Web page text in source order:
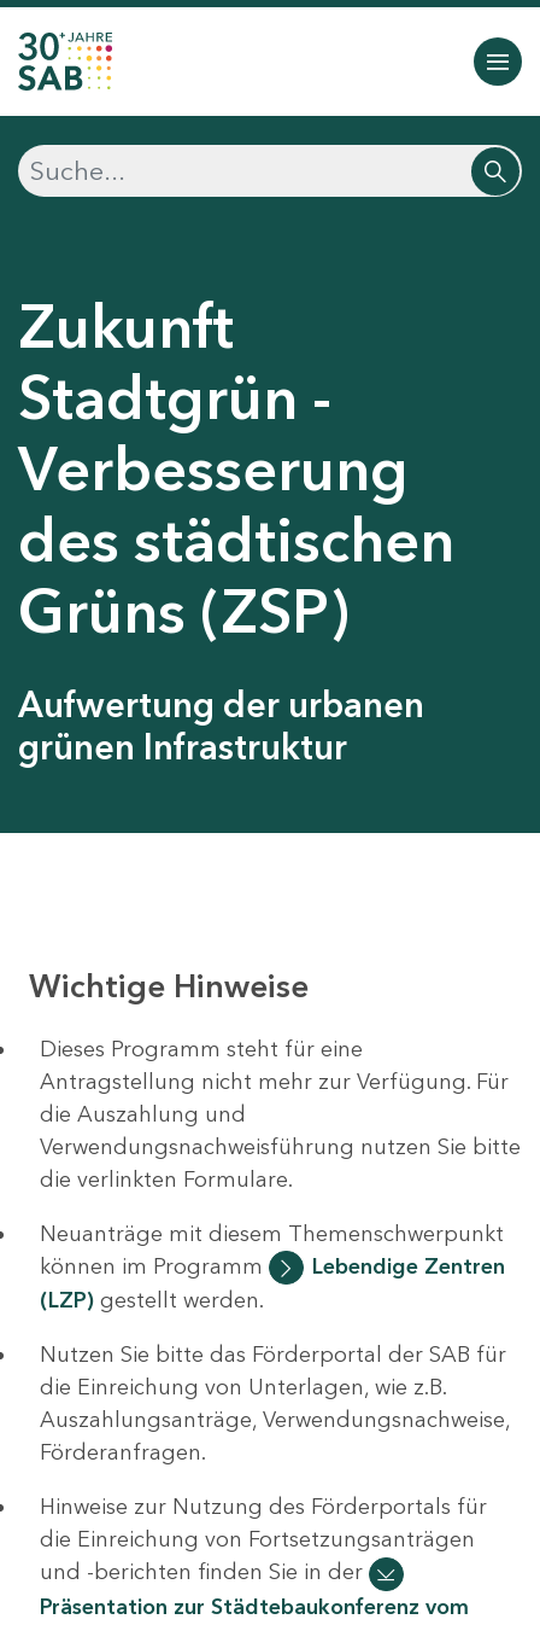
Zukunft
Stadtgrün -
Verbesserung
des städtischen
Grüns (ZSP)
Aufwertung der urbanen
grünen Infrastruktur
Wichtige Hinweise
Dieses Programm steht für eine
Antragstellung nicht mehr zur Verfügung. Für
die Auszahlung und
Verwendungsnachweisführung nutzen Sie bitte
die verlinkten Formulare.
Neuanträge mit diesem Themenschwerpunkt
können im Programm
Lebendige Zentren
(LZP) gestellt werden.
Nutzen Sie bitte das Förderportal der SAB für
die Einreichung von Unterlagen, wie z.B.
Auszahlungsanträge, Verwendungsnachweise,
Förderanfragen.
Hinweise zur Nutzung des Förderportals für
die Einreichung von Fortsetzungsanträgen
und -berichten finden Sie in der
Präsentation zur Städtebaukonferenz vom